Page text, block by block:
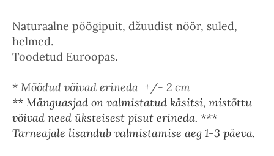
Naturaalne pöögipuit, džuudist nöör, suled,
helmed.
Toodetud Euroopas.
* Mõõdud võivad erineda +/- 2 cm
** Mänguasjad on valmistatud käsitsi, mistõttu
võivad need üksteisest pisut erineda. ***
Tarneajale lisandub valmistamise aeg 1-3 päeva.